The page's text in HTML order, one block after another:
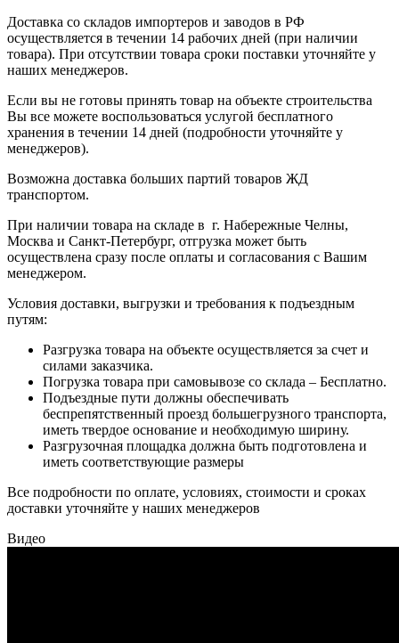
Доставка со складов импортеров и заводов в РФ
осуществляется в течении 14 рабочих дней (при наличии
товара). При отсутствии товара сроки поставки уточняйте у
наших менеджеров.
Если вы не готовы принять товар на объекте строительства
Вы все можете воспользоваться услугой бесплатного
хранения в течении 14 дней (подробности уточняйте у
менеджеров).
Возможна доставка больших партий товаров ЖД
транспортом.
При наличии товара на складе в г. Набережные Челны,
Москва и Санкт-Петербург, отгрузка может быть
осуществлена сразу после оплаты и согласования с Вашим
менеджером.
Условия доставки, выгрузки и требования к подъездным
путям:
Разгрузка товара на объекте осуществляется за счет и
силами заказчика.
Погрузка товара при самовывозе со склада – Бесплатно.
Подъездные пути должны обеспечивать
беспрепятственный проезд большегрузного транспорта,
иметь твердое основание и необходимую ширину.
Разгрузочная площадка должна быть подготовлена и
иметь соответствующие размеры
Все подробности по оплате, условиях, стоимости и сроках
доставки уточняйте у наших менеджеров
Видео